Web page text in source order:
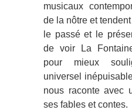
musicaux
de la nôtre et
le passé et le
de voir La
pour mieux
universel
nous raconte avec
ses fables et contes.